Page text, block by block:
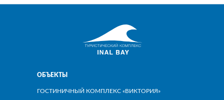
ГОСТИНИЧНЫЙ КОМПЛЕКС «ВИКТОРИЯ»
ОБЪЕКТЫ